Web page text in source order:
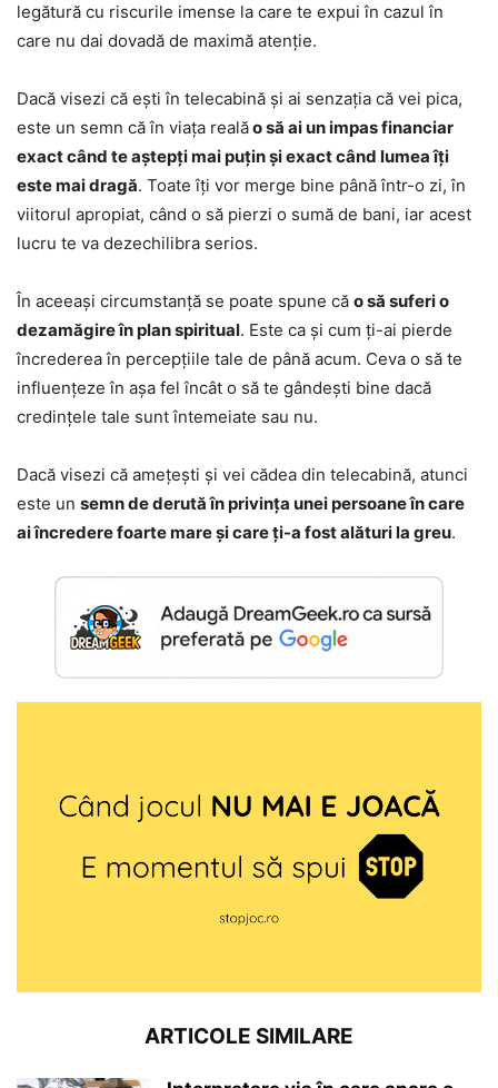
legătură cu riscurile imense la care te expui în cazul în
care nu dai dovadă de maximă atenție.
Dacă visezi că ești în telecabină și ai senzația că vei pica,
este un semn că în viața realăo să ai un impas financiar
exact când te aștepți mai puțin și exact când lumea îți
este mai dragă. Toate îți vor merge bine până într-o zi, în
viitorul apropiat, când o să pierzi o sumă de bani, iar acest
lucru te va dezechilibra serios.
În aceeași circumstanță se poate spune că o să suferi o
dezamăgire în plan spiritual. Este ca și cum ți-ai pierde
încrederea în percepțiile tale de până acum. Ceva o să te
influențeze în așa fel încât o să te gândești bine dacă
credințele tale sunt întemeiate sau nu.
Dacă visezi că amețești și vei cădea din telecabină, atunci
este un semn de derută în privința unei persoane în care
ai încredere foarte mare și care ți-a fost alături la greu.
ARTICOLE SIMILARE